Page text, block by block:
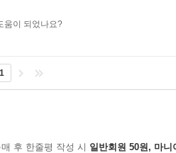
움이 되었나요?
1
후 한줄평 작성 시 일반회원 50원, 마니